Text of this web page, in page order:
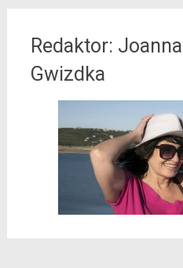
Redaktor:
Gwizdka